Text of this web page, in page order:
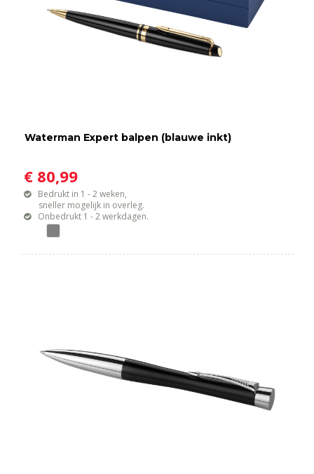
Waterman Expert balpen (blauwe inkt)
€ 80,99
Bedrukt in 1 - 2 weken,
sneller mogelijk in overleg.
Onbedrukt 1 - 2 werkdagen.